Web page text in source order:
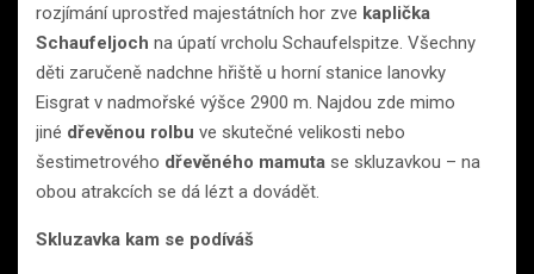
rozjímání uprostřed majestátních hor zve kaplička
Schaufeljoch na úpatí vrcholu Schaufelspitze. Všechny
děti zaručeně nadchne hřiště u horní stanice lanovky
Eisgrat v nadmořské výšce 2900 m. Najdou zde mimo
jiné dřevěnou rolbu ve skutečné velikosti nebo
šestimetrového dřevěného mamuta se skluzavkou – na
obou atrakcích se dá lézt a dovádět.
Skluzavka kam se podíváš